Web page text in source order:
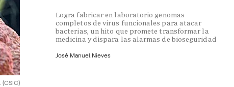
(CSIC)
Logra fabricar en laboratorio genomas
completos de virus funcionales para atacar
bacterias, un hito que promete transformar la
medicina y dispara las alarmas de bioseguridad
José Manuel Nieves